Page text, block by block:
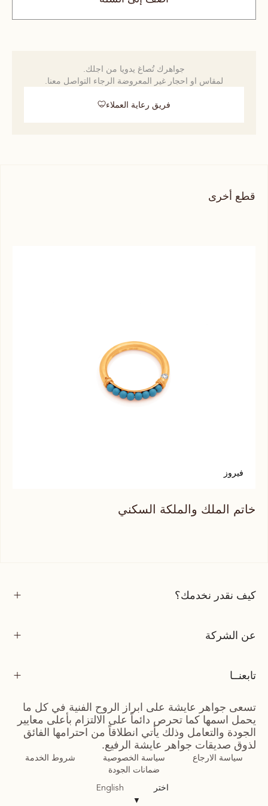
جواهرك تُصاغ يدويا من اجلك.
لمقاس او احجار غير المعروضة الرجاء التواصل معنا.
فريق رعاية العملاء
قطع أخرى
فيروز
خاتم الملك والملكة السكني
كيف نقدر نخدمك؟
عن الشركة
تابعنــا
تسعى جواهر عايشة على ابراز الروح الفنية في كل ما
يحمل اسمها كما تحرص دائماً على الالتزام بأعلى معايير
الجودة والتعامل وذلك يأتي انطلاقاً من احترامها الفائق
لذوق صديقات جواهر عايشة الرفيع.
سياسة الارجاع سياسة الخصوصية
شروط الخدمة
ضمانات الجودة
اختر
▼
English